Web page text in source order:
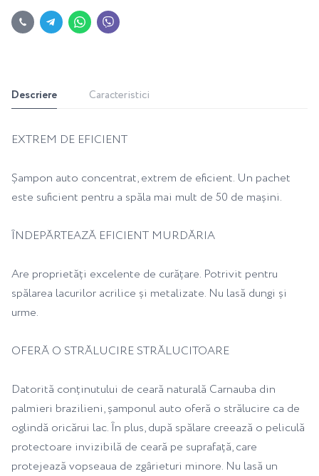
Descriere Caracteristici
EXTREM DE EFICIENT
Șampon auto concentrat, extrem de eficient. Un pachet
este suficient pentru a spăla mai mult de 50 de mașini.
ÎNDEPĂRTEAZĂ EFICIENT MURDĂRIA
Are proprietăți excelente de curățare. Potrivit pentru
spălarea lacurilor acrilice și metalizate. Nu lasă dungi și
urme.
OFERĂ O STRĂLUCIRE STRĂLUCITOARE
Datorită conținutului de ceară naturală Carnauba din
palmieri brazilieni, șamponul auto oferă o strălucire ca de
oglindă oricărui lac. În plus, după spălare creează o peliculă
protectoare invizibilă de ceară pe suprafață, care
protejează vopseaua de zgârieturi minore. Nu lasă un